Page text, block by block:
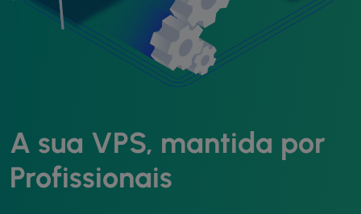
A sua VPS, mantida por
Profissionais